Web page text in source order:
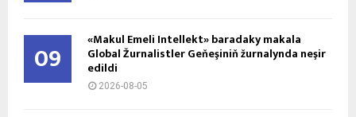
09 «Makul Emeli Intellekt» baradaky makala
Global Žurnalistler Geňeşiniň žurnalynda neşir
edildi
2026-08-05